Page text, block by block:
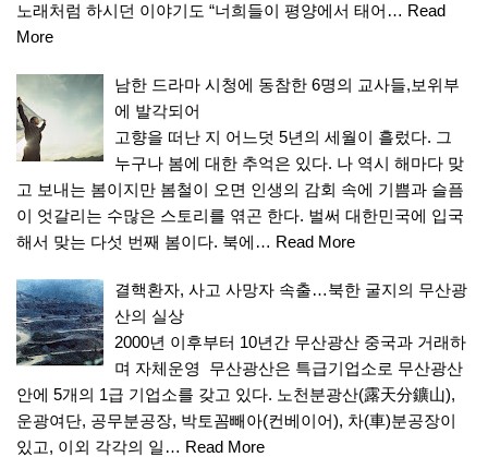
노래처럼 하시던 이야기도 “너희들이 평양에서 태어… Read
More
남한 드라마 시청에 동참한 6명의 교사들,보위부
에 발각되어
고향을 떠난 지 어느덧 5년의 세월이 흘렀다. 그
누구나 봄에 대한 추억은 있다. 나 역시 해마다 맞
고 보내는 봄이지만 봄철이 오면 인생의 감회 속에 기쁨과 슬픔
이 엇갈리는 수많은 스토리를 엮곤 한다. 벌써 대한민국에 입국
해서 맞는 다섯 번째 봄이다. 북에… Read More
결핵환자, 사고 사망자 속출…북한 굴지의 무산광
산의 실상
2000년 이후부터 10년간 무산광산 중국과 거래하
며 자체운영 무산광산은 특급기업소로 무산광산
안에 5개의 1급 기업소를 갖고 있다. 노천분광산(露天分鑛山),
운광여단, 공무분공장, 박토꼼빼아(컨베이어), 차(車)분공장이
있고, 이외 각각의 일… Read More